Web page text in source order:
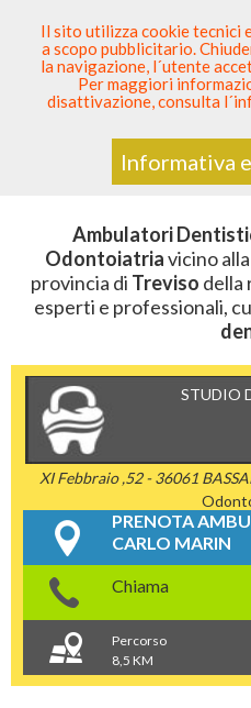
SEI
Sei Qui
Ambulatori
ZONA
Ambulatori
Odontoiatriavicino
provincia di Treviso della
esperti e professionali,
STUDIO
XI Febbraio ,52 - 36061
PRENOTA
CARLO MARIN
Chiama
Percorso
8,5 KM
Il sito utilizza cookie tecnici
a scopo pubblicitario.
la navigazione, l´utente
Per maggiori
disattivazione, consulta
Informativa